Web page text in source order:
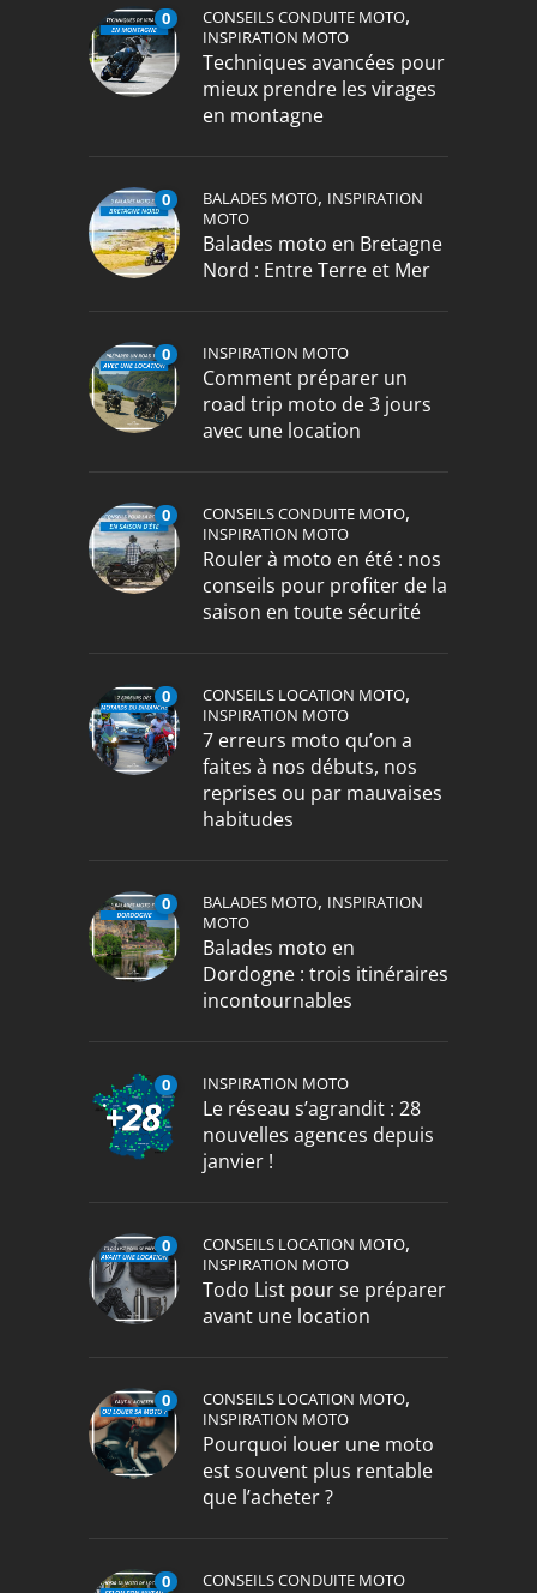
0 CONSEILS CONDUITE MOTO,
INSPIRATION MOTO
Techniques avancées pour
mieux prendre les virages
en montagne
0 BALADES MOTO, INSPIRATION
MOTO
Balades moto en Bretagne
Nord : Entre Terre et Mer
0 INSPIRATION MOTO
Comment préparer un
road trip moto de 3 jours
avec une location
0 CONSEILS CONDUITE MOTO,
INSPIRATION MOTO
Rouler à moto en été : nos
conseils pour profiter de la
saison en toute sécurité
0 CONSEILS LOCATION MOTO,
INSPIRATION MOTO
7 erreurs moto qu’on a
faites à nos débuts, nos
reprises ou par mauvaises
habitudes
0 BALADES MOTO, INSPIRATION
MOTO
Balades moto en
Dordogne : trois itinéraires
incontournables
0 INSPIRATION MOTO
Le réseau s’agrandit : 28
nouvelles agences depuis
janvier !
0 CONSEILS LOCATION MOTO,
INSPIRATION MOTO
Todo List pour se préparer
avant une location
0 CONSEILS LOCATION MOTO,
INSPIRATION MOTO
Pourquoi louer une moto
est souvent plus rentable
que l’acheter ?
0 CONSEILS CONDUITE MOTO